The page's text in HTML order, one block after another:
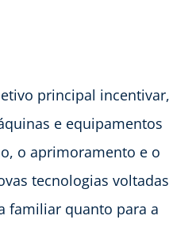
principal incentivar,
e equipamentos
o aprimoramento e o
tecnologias voltadas
familiar quanto para a